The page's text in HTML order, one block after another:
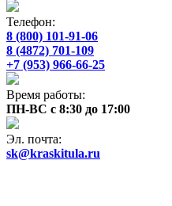
Телефон:
8 (800) 101-91-06
8 (4872) 701-109
+7 (953) 966-66-25
Время работы:
ПН-ВС с 8:30 до 17:00
Эл. почта:
sk@kraskitula.ru